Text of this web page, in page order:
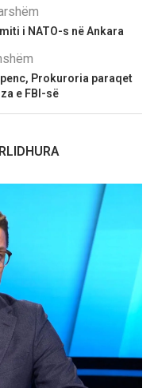
i NATO-s në Ankara
Prokuroria paraqet
e FBI-së